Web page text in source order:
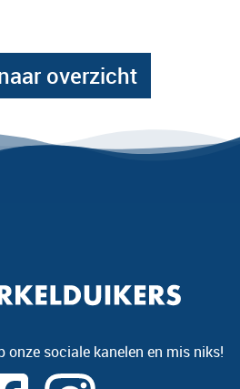
overzicht
onze sociale kanelen en mis niks!